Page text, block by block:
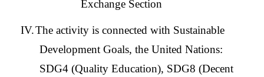
Exchange Section
IV.The activity is connected with Sustainable
Development Goals, the United Nations:
SDG4 (Quality Education), SDG8 (Decent